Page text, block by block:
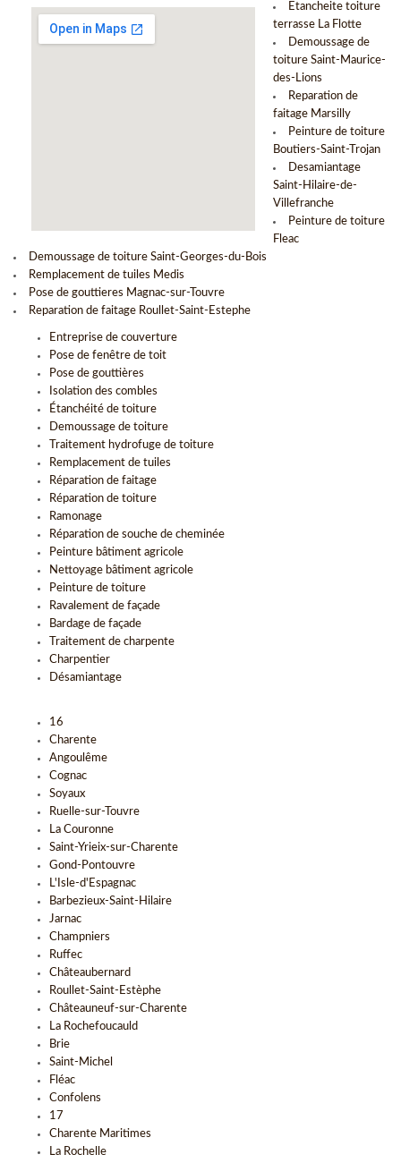
Etancheite toiture
terrasse La Flotte
Demoussage de
toiture Saint-Maurice-
des-Lions
Reparation de
faitage Marsilly
Peinture de toiture
Boutiers-Saint-Trojan
Desamiantage
Saint-Hilaire-de-
Villefranche
Peinture de toiture
Fleac
Demoussage de toiture Saint-Georges-du-Bois
Remplacement de tuiles Medis
Pose de gouttieres Magnac-sur-Touvre
Reparation de faitage Roullet-Saint-Estephe
Entreprise de couverture
Pose de fenêtre de toit
Pose de gouttières
Isolation des combles
Étanchéité de toiture
Demoussage de toiture
Traitement hydrofuge de toiture
Remplacement de tuiles
Réparation de faitage
Réparation de toiture
Ramonage
Réparation de souche de cheminée
Peinture bâtiment agricole
Nettoyage bâtiment agricole
Peinture de toiture
Ravalement de façade
Bardage de façade
Traitement de charpente
Charpentier
Désamiantage
16
Charente
Angoulême
Cognac
Soyaux
Ruelle-sur-Touvre
La Couronne
Saint-Yrieix-sur-Charente
Gond-Pontouvre
L'Isle-d'Espagnac
Barbezieux-Saint-Hilaire
Jarnac
Champniers
Ruffec
Châteaubernard
Roullet-Saint-Estèphe
Châteauneuf-sur-Charente
La Rochefoucauld
Brie
Saint-Michel
Fléac
Confolens
17
Charente Maritimes
La Rochelle